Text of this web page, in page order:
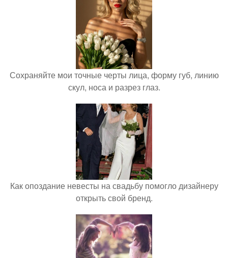
Сохраняйте мои точные черты лица, форму губ, линию
скул, носа и разрез глаз.
Как опоздание невесты на свадьбу помогло дизайнеру
открыть свой бренд.